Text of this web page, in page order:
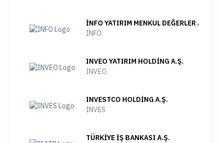
İNFO YATIRIM MENKUL DEĞERLER A.Ş.
INFO
INVEO YATIRIM HOLDİNG A.Ş.
INVEO
INVESTCO HOLDİNG A.Ş.
INVES
TÜRKİYE İŞ BANKASI A.Ş.